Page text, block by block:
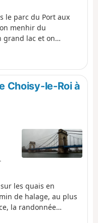
le parc du Port aux
menhir du
grand lac et on
sur le chemin de
Choisy-le-Roi à
les quais en
de halage, au plus
la randonnée